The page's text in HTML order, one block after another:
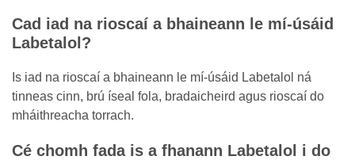
Cad iad na rioscaí a bhaineann le mí-úsáid
Labetalol?
Is iad na rioscaí a bhaineann le mí-úsáid Labetalol ná
tinneas cinn, brú íseal fola, bradaicheird agus rioscaí do
mháithreacha torrach.
Cé chomh fada is a fhanann Labetalol i do